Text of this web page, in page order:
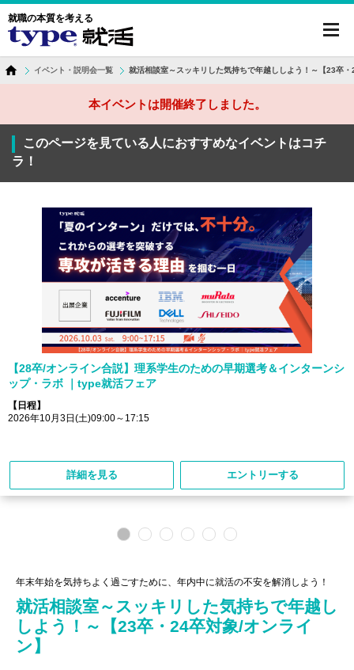
就職の本質を考える
イベント・説明会一覧 就活相談室～スッキリした気持ちで年越ししよう！～【23卒
本イベントは開催終了しました。
このページを見ている人におすすめなイベントはコチ
ラ！
【28卒/オンライン合説】理系学生のための早期選考＆インターンシ
ップ・ラボ ｜type就活フェア
【日程】
2026年10月3日(土)09:00～17:15
詳細を見る エントリーする
年末年始を気持ちよく過ごすために、年内中に就活の不安を解消しよう！
就活相談室～スッキリした気持ちで年越し
しよう！～【23卒・24卒対象/オンライ
ン】